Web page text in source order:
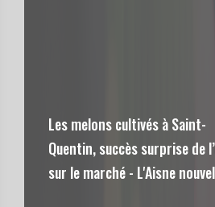
Les melons cultivés à Saint-
Quentin, succès surprise de
sur le marché - L'Aisne